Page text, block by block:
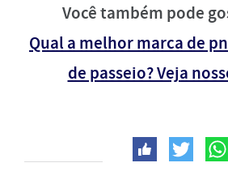
Você também pode
Qual a melhor marca de
de passeio? Veja